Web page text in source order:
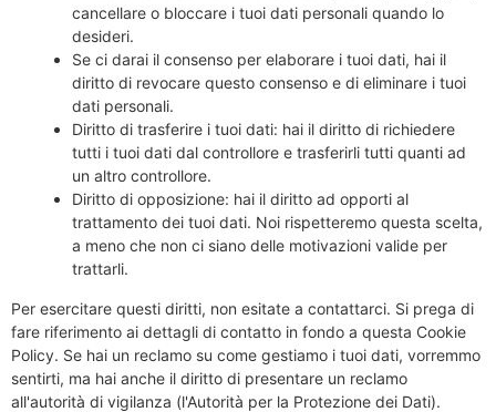
cancellare o bloccare i tuoi dati personali quando lo
desideri.
Se ci darai il consenso per elaborare i tuoi dati, hai il
diritto di revocare questo consenso e di eliminare i tuoi
dati personali.
Diritto di trasferire i tuoi dati: hai il diritto di richiedere
tutti i tuoi dati dal controllore e trasferirli tutti quanti ad
un altro controllore.
Diritto di opposizione: hai il diritto ad opporti al
trattamento dei tuoi dati. Noi rispetteremo questa scelta,
a meno che non ci siano delle motivazioni valide per
trattarli.
Per esercitare questi diritti, non esitate a contattarci. Si prega di
fare riferimento ai dettagli di contatto in fondo a questa Cookie
Policy. Se hai un reclamo su come gestiamo i tuoi dati, vorremmo
sentirti, ma hai anche il diritto di presentare un reclamo
all'autorità di vigilanza (l'Autorità per la Protezione dei Dati).